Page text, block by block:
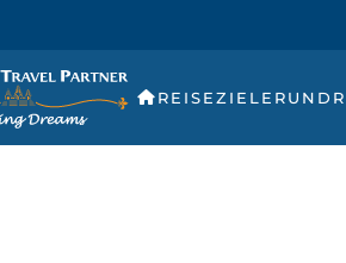
REISEZIELE